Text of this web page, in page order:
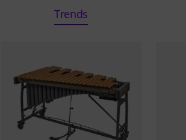
Trends